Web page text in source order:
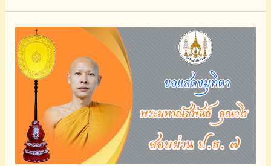
วัดมัชฌันติการาม
ขอ
แสดง
มุทิตา
พระ
ภิกษุ-
สามเณร